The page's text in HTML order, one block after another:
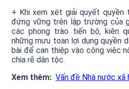
+ Khi xem xét giải quyết
đứng vững trên lập trường của
các phong trào tiến bộ, kiên
những mưu toan lợi dụng quyền
bài để can thiệp vào công việc
chia rẽ dân tộc.
Xem thêm: Vấn đề Nhà nước xã